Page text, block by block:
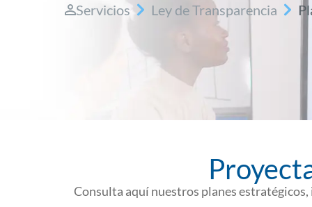
Servicios Ley de Transparencia
Consulta aquí nuestros planes